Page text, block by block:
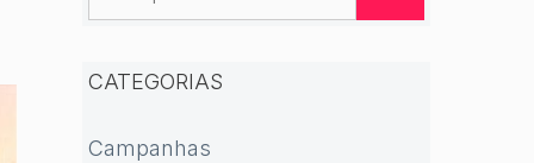
CATEGORIAS
Campanhas